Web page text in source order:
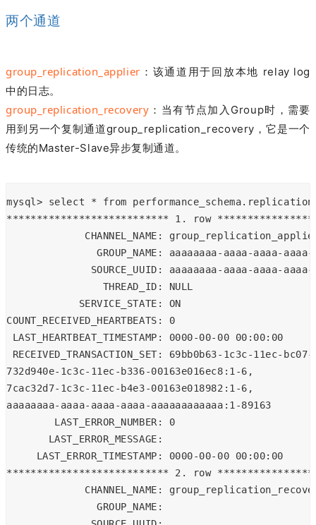
两个通道
group_replication_applier ：该通道用于回放本地 relay log
中的日志。
group_replication_recovery ： 当有节点加入Group时，需要
用到另一个复制通道group_replication_recovery，它是一个
传统的Master-Slave异步复制通道。
mysql> select * from
*************************** 1. row
CHANNEL_NAME:
GROUP_NAME: aaaaaaaa-aaaa-aaaa-
SOURCE_UUID: aaaaaaaa-aaaa-aaaa-
                THREAD_ID: NULL
            SERVICE_STATE: ON
COUNT_RECEIVED_HEARTBEATS: 0
LAST_HEARTBEAT_TIMESTAMP: 0000-00-00 00:00:00
RECEIVED_TRANSACTION_SET: 69bb0b63-1c3c-11ec-
732d940e-1c3c-11ec-b336-00163e016ec8:1-6,
7cac32d7-1c3c-11ec-b4e3-00163e018982:1-6,
aaaaaaaa-aaaa-aaaa-aaaa-aaaaaaaaaaaa:1-89163
        LAST_ERROR_NUMBER: 0
       LAST_ERROR_MESSAGE:
     LAST_ERROR_TIMESTAMP: 0000-00-00 00:00:00
*************************** 2. row
CHANNEL_NAME:
               GROUP_NAME: